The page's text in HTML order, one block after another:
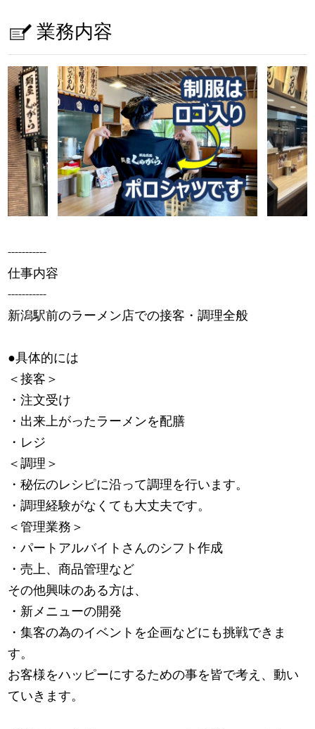
業務内容
-----------
仕事内容
-----------
新潟駅前のラーメン店での接客・調理全般
●具体的には
＜接客＞
・注文受け
・出来上がったラーメンを配膳
・レジ
＜調理＞
・秘伝のレシピに沿って調理を行います。
・調理経験がなくても大丈夫です。
＜管理業務＞
・パートアルバイトさんのシフト作成
・売上、商品管理など
その他興味のある方は、
・新メニューの開発
・集客の為のイベントを企画などにも挑戦できま
す。
お客様をハッピーにするための事を皆で考え、動い
ていきます。